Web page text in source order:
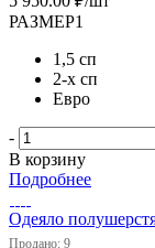
РАЗМЕР1
1,5 сп
2-х сп
Евро
-
В корзину
Подробнее
Одеяло
Продано: 9